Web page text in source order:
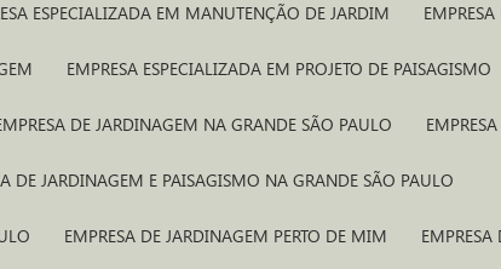
ESPECIALIZADA EM MANUTENÇÃO DE JARDIM
EMPRESA ESPECIALIZADA EM PROJETO DE PAISAGISMO
EMPRESA DE JARDINAGEM NA GRANDE SÃO PAULO
DE JARDINAGEM E PAISAGISMO NA GRANDE SÃO PAULO
EMPRESA DE JARDINAGEM PERTO DE MIM